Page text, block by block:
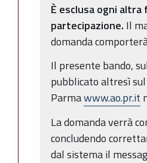
È esclusa ogni
partecipazione. Il
domanda
Il presente bando,
pubblicato altresì
Parmawww.ao.pr.it
La domanda verrà
concludendo
dal sistema il